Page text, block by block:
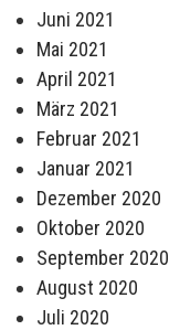
Juni 2021
Mai 2021
April 2021
März 2021
Februar 2021
Januar 2021
Dezember 2020
Oktober 2020
September 2020
August 2020
Juli 2020